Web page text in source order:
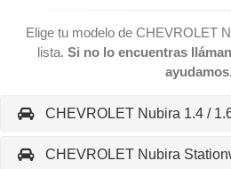
Elige tu modelo de CHEVROLET
lista. Si no lo encuentras
ayudamos.
CHEVROLET Nubira 1.4 /
CHEVROLET Nubira